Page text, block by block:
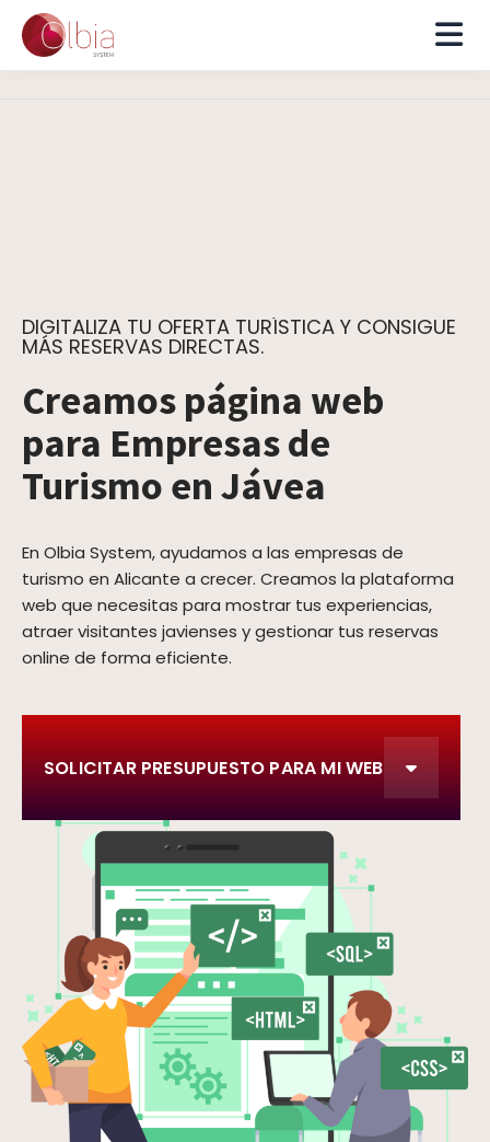
DIGITALIZA TU OFERTA TURÍSTICA Y CONSIGUE
MÁS RESERVAS DIRECTAS.
Creamos página web
para Empresas de
Turismo en Jávea
En Olbia System, ayudamos a las empresas de
turismo en Alicante a crecer. Creamos la plataforma
web que necesitas para mostrar tus experiencias,
atraer visitantes javienses y gestionar tus reservas
online de forma eficiente.
SOLICITAR PRESUPUESTO PARA MI WEB